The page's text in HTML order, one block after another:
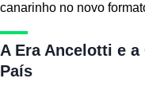
canarinho no novo
A Era Ancelotti e
País